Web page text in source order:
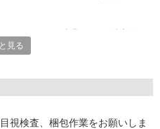
お問合せください。
大手スタッフサービスグルー
見る
視検査、梱包作業をお願いしま